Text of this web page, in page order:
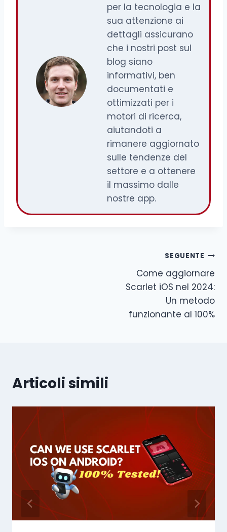
per la tecnologia e la
sua attenzione ai
dettagli assicurano
che i nostri post sul
blog siano
informativi, ben
documentati e
ottimizzati per i
motori di ricerca,
aiutandoti a
rimanere aggiornato
sulle tendenze del
settore e a ottenere
il massimo dalle
nostre app.
SEGUENTE
Come aggiornare
Scarlet iOS nel 2024:
Un metodo
funzionante al 100%
Articoli simili